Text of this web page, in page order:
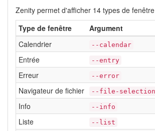
Zenity permet d'afficher 14 types de
Type de fenêtre
Argument
Calendrier
--calendar
Entrée
--entry
Erreur
--error
Navigateur de fichier
--file-selection
Info
--info
Liste
--list